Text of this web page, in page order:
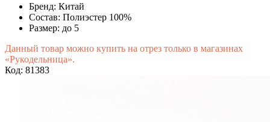
Бренд: Китай
Состав: Полиэстер 100%
Размер: до 5
Данный товар можно купить на отрез только в магазинах
«Рукодельница».
Код: 81383